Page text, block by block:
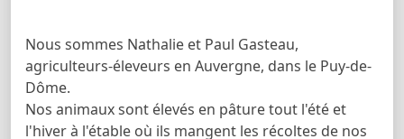
Nous sommes Nathalie et Paul Gasteau,
agriculteurs-éleveurs en Auvergne, dans le Puy-de-
Dôme.
Nos animaux sont élevés en pâture tout l'été et
l'hiver à l'étable où ils mangent les récoltes de nos